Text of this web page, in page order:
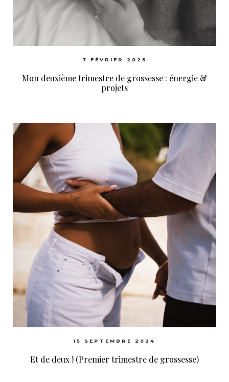
7 FÉVRIER 2025
Mon deuxième trimestre de grossesse : énergie &
projets
15 SEPTEMBRE 2024
Et de deux ! (Premier trimestre de grossesse)